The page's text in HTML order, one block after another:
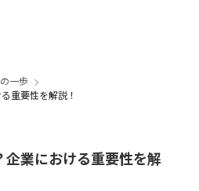
一歩
重要性を解説！
業における重要性を解